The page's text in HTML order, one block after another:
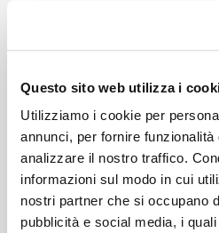
Questo sito web utilizza i
Utilizziamo i cookie per
annunci, per fornire
analizzare il nostro traffico.
informazioni sul modo in cui
nostri partner che si occupano
pubblicità e social media, i
GABRIELI CONSORT
& PLAYERS, PAUL
MCCREESH
Praetorius: Mass
CHI